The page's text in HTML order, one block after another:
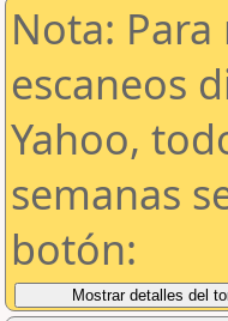
Nota:
escaneos
Yahoo,
semanas
botón: